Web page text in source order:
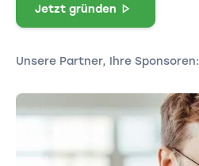
Jetzt gründen
Unsere Partner, Ihre Sponsoren: